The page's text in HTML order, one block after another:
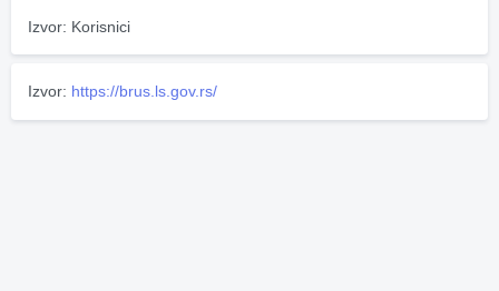
Izvor: Korisnici
Izvor: https://brus.ls.gov.rs/